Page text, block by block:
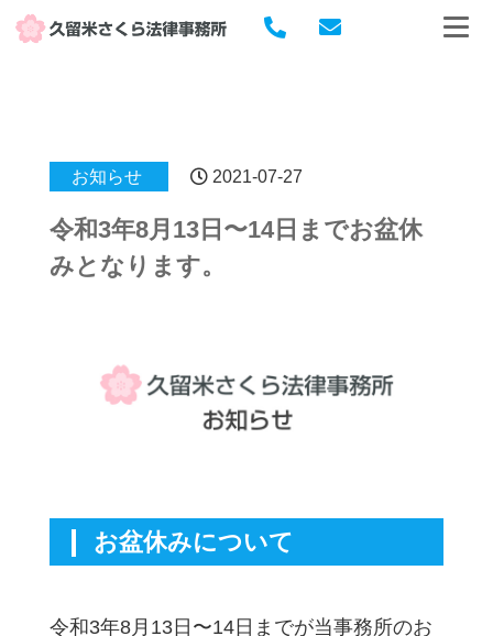
お知らせ 2021-07-27
令和3年8月13日〜14日までお盆休
みとなります。
お盆休みについて
令和3年8月13日〜14日までが当事務所のお